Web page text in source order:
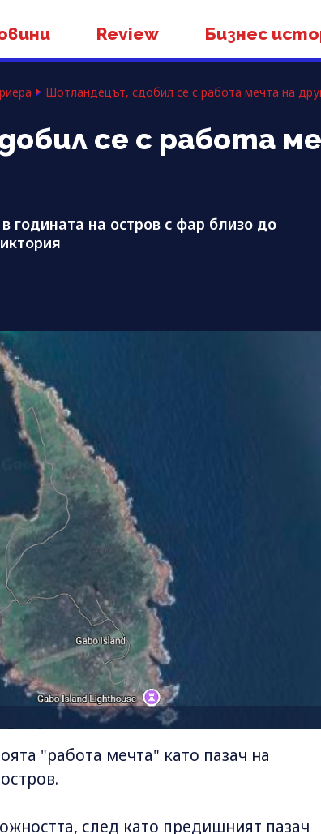
Review Бизнес
Шотландецът, сдобил се с работа мечта на
се с работа
на остров с фар близо до
"работа мечта" като пазач на
след като предишният пазач